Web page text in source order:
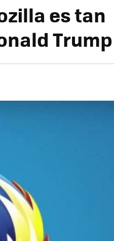
es tan
Trump